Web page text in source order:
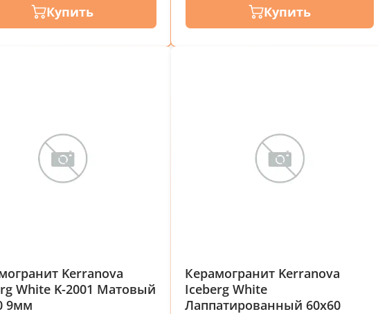
Купить Купить
Kerranova
White K-2001 Матовый
9мм
Керамогранит Kerranova
Iceberg White
Лаппатированный 60x60